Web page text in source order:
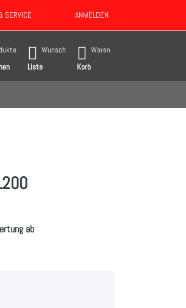
SERVICE ANMELDEN
um alle Ergebnisse aufzurufen.
Wunsch
Liste
Waren
Korb
ab